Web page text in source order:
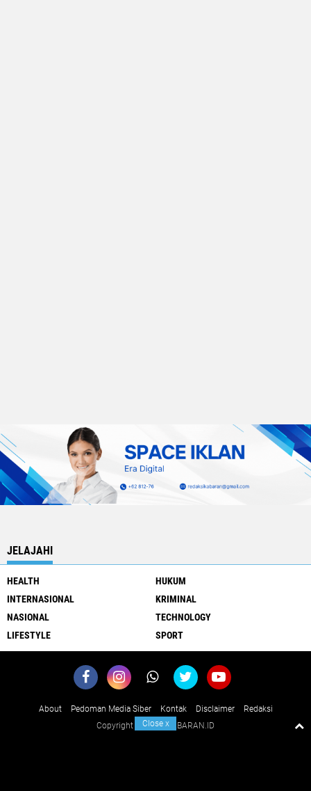
JELAJAHI
HEALTH
HUKUM
INTERNASIONAL
KRIMINAL
NASIONAL
TECHNOLOGY
LIFESTYLE
SPORT
About Pedoman Media Siber Kontak Disclaimer
Redaksi
Copyright ©2026 KABARAN.ID
Close x